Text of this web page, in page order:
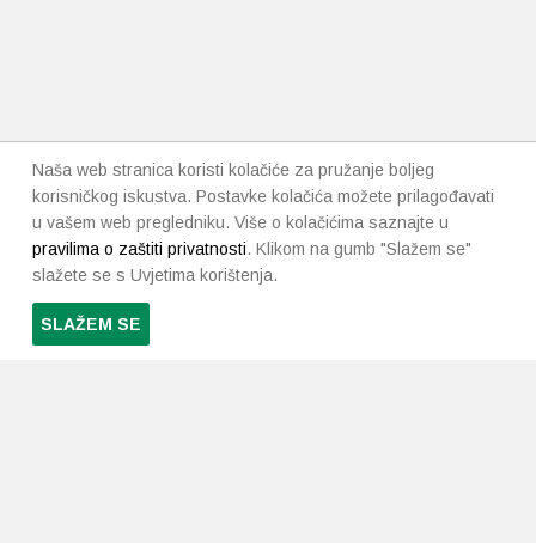
Naša web stranica koristi kolačiće za pružanje boljeg
korisničkog iskustva. Postavke kolačića možete prilagođavati
u vašem web pregledniku. Više o kolačićima saznajte u
pravilima o zaštiti privatnosti. Klikom na gumb "Slažem se"
slažete se s Uvjetima korištenja.
SLAŽEM SE